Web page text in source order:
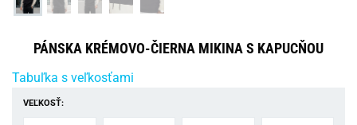
PÁNSKA KRÉMOVO-ČIERNA MIKINA S KAPUCŇOU
Tabuľka s veľkosťami
VEĽKOSŤ: